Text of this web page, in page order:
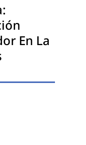
En La